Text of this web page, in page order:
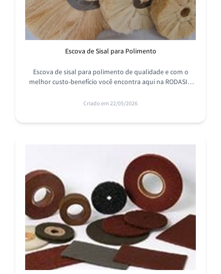
Escova de Sisal para Polimento
Escova de sisal para polimento de qualidade e com o
melhor custo-benefício você encontra aqui na RODASIL,
Criado em 22/05/2026